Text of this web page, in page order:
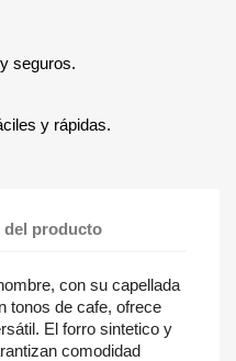
seguros.
y rápidas.
del producto
con su capellada
tonos de cafe, ofrece
El forro sintetico y
comodidad